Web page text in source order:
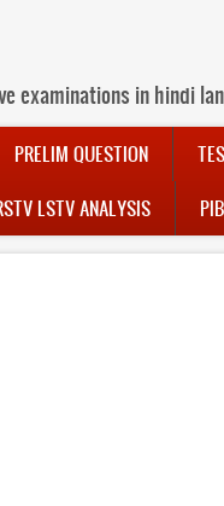
examinations in hindi
PRELIM QUESTION
LSTV ANALYSIS PIB